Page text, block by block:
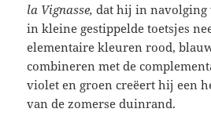
la Vignasse,dat hij in navolging
in kleine gestippelde toetsjes
elementaire kleuren rood,
combineren met de
violet en groen creëert hij een
van de zomerse duinrand.